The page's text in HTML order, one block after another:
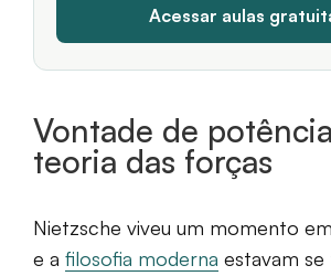
Vontade de
teoria das forças
Nietzsche viveu um momento
e a filosofia moderna estavam